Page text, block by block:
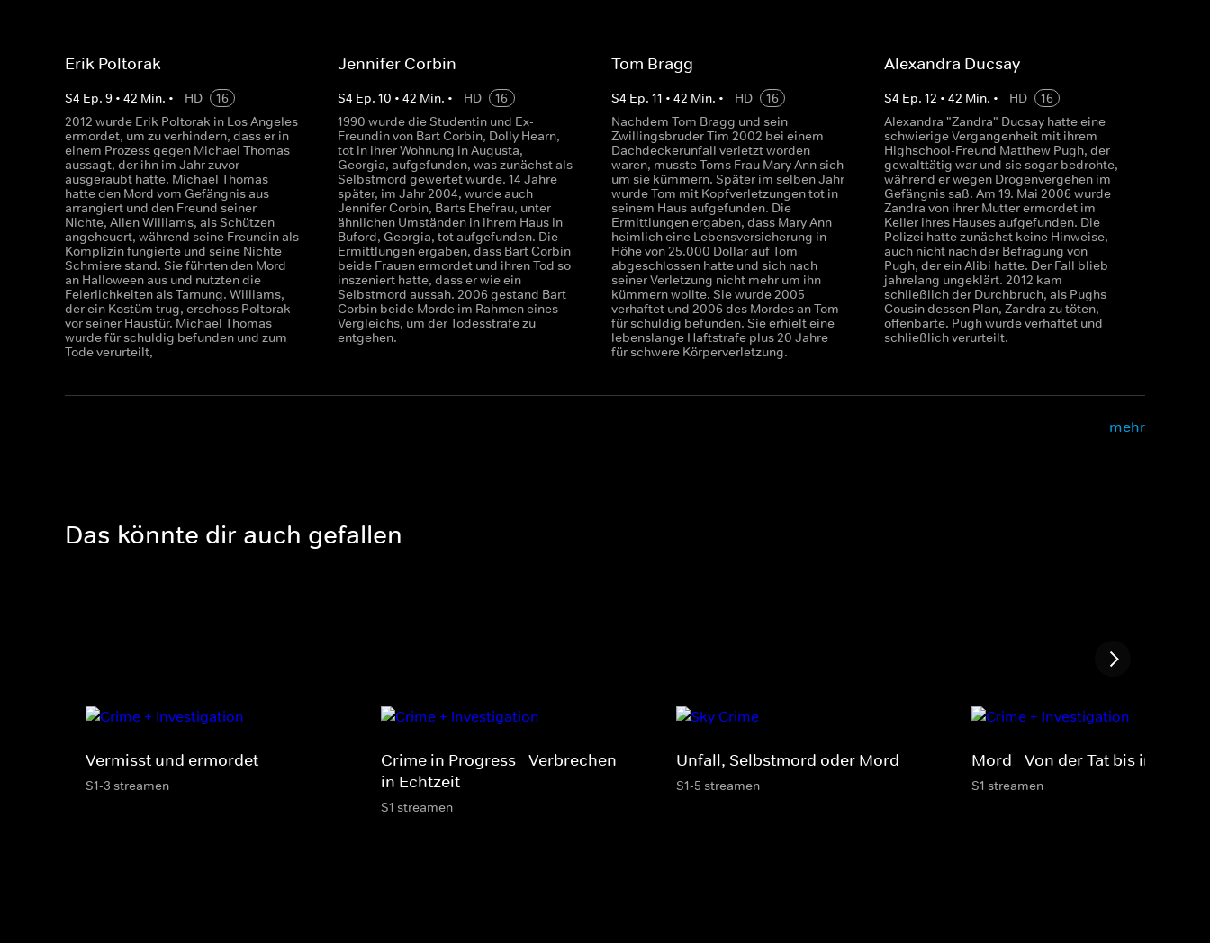
Erik Poltorak
S4 Ep. 9 • 42 Min. • HD
16
2012 wurde Erik Poltorak in Los Angeles
ermordet, um zu verhindern, dass er in
einem Prozess gegen Michael Thomas
aussagt, der ihn im Jahr zuvor
ausgeraubt hatte. Michael Thomas
hatte den Mord vom Gefängnis aus
arrangiert und den Freund seiner
Nichte, Allen Williams, als Schützen
angeheuert, während seine Freundin als
Komplizin fungierte und seine Nichte
Schmiere stand. Sie führten den Mord
an Halloween aus und nutzten die
Feierlichkeiten als Tarnung. Williams,
der ein Kostüm trug, erschoss Poltorak
vor seiner Haustür. Michael Thomas
wurde für schuldig befunden und zum
Tode verurteilt,
Jennifer Corbin
S4 Ep.10 •42 Min. • HD
16
1990 wurde die Studentin und Ex-
Freundin von Bart Corbin, Dolly Hearn,
tot in ihrer Wohnung in Augusta,
Georgia, aufgefunden, was zunächst als
Selbstmord gewertet wurde. 14 Jahre
später, im Jahr 2004, wurde auch
Jennifer Corbin, Barts Ehefrau, unter
ähnlichen Umständen in ihrem Haus in
Buford, Georgia, tot aufgefunden. Die
Ermittlungen ergaben, dass Bart Corbin
beide Frauen ermordet und ihren Tod so
inszeniert hatte, dass er wie ein
Selbstmord aussah. 2006 gestand Bart
Corbin beide Morde im Rahmen eines
Vergleichs, um der Todesstrafe zu
entgehen.
Tom Bragg
S4 Ep. 11 • 42 Min. • HD
16
Nachdem Tom Bragg und sein
Zwillingsbruder Tim 2002 bei einem
Dachdeckerunfall verletzt worden
waren, musste Toms Frau Mary Ann sich
um sie kümmern. Später im selben Jahr
wurde Tom mit Kopfverletzungen tot in
seinem Haus aufgefunden. Die
Ermittlungen ergaben, dass Mary Ann
heimlich eine Lebensversicherung in
Höhe von 25.000 Dollar auf Tom
abgeschlossen hatte und sich nach
seiner Verletzung nicht mehr um ihn
kümmern wollte. Sie wurde 2005
verhaftet und 2006 des Mordes an Tom
für schuldig befunden. Sie erhielt eine
lebenslange Haftstrafe plus 20 Jahre
für schwere Körperverletzung.
Alexandra Ducsay
S4 Ep. 12 • 42 Min. • HD
16
Alexandra "Zandra" Ducsay hatte eine
schwierige Vergangenheit mit ihrem
Highschool-Freund Matthew Pugh, der
gewalttätig war und sie sogar bedrohte,
während er wegen Drogenvergehen im
Gefängnis saß. Am 19. Mai 2006 wurde
Zandra von ihrer Mutter ermordet im
Keller ihres Hauses aufgefunden. Die
Polizei hatte zunächst keine Hinweise,
auch nicht nach der Befragung von
Pugh, der ein Alibi hatte. Der Fall blieb
jahrelang ungeklärt. 2012 kam
schließlich der Durchbruch, als Pughs
Cousin dessen Plan, Zandra zu töten,
offenbarte. Pugh wurde verhaftet und
schließlich verurteilt.
mehr
Das könnte dir auch gefallen
Vermisst und ermordet
S1-3 streamen
Crime in Progress - Verbrechen
in Echtzeit
S1 streamen
Unfall, Selbstmord oder Mord
S1-5 streamen
Mord - Von der Tat bis in die
S1 streamen